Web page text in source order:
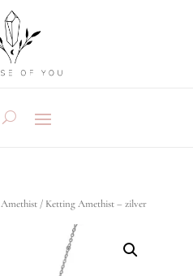
Amethist/ Ketting Amethist – zilver